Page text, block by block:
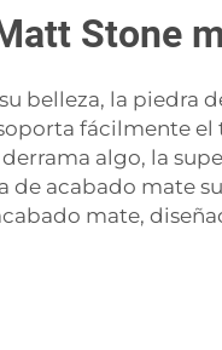
Stone
belleza, la piedra
fácilmente el
derrama algo, la
de acabado mate
mate,